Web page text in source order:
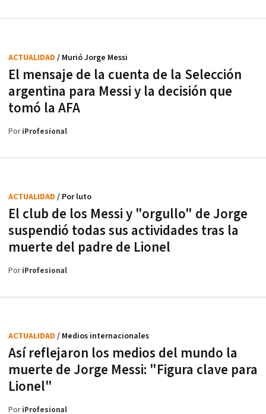
El mensaje de la cuenta de la Selección
argentina para Messi y la decisión que
tomó la AFA
ACTUALIDAD / Murió Jorge Messi
PoriProfesional
El club de los Messi y "orgullo" de Jorge
suspendió todas sus actividades tras la
muerte del padre de Lionel
ACTUALIDAD / Por luto
PoriProfesional
Así reflejaron los medios del mundo la
muerte de Jorge Messi: "Figura clave para
Lionel"
ACTUALIDAD / Medios internacionales
PoriProfesional